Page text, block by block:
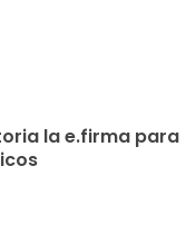
la e.firma para